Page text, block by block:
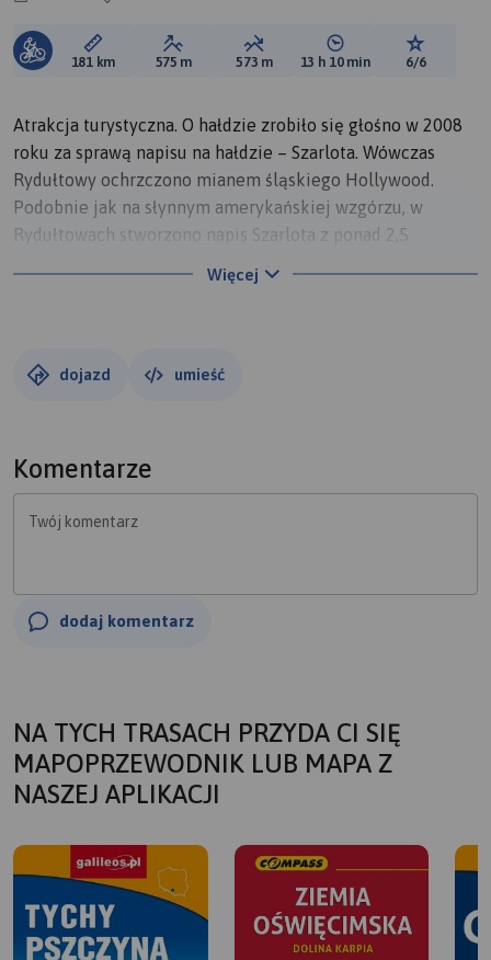
Długość trasy:
181 km Suma przewyższeń:
575 m Suma spadków:
573 m Średni czas potrzebny
13 h 10 min Ocena
6/6
Atrakcja turystyczna. O hałdzie zrobiło się głośno w 2008
roku za sprawą napisu na hałdzie – Szarlota. Wówczas
Rydułtowy ochrzczono mianem śląskiego Hollywood.
Podobnie jak na słynnym amerykańskiej wzgórzu, w
Rydułtowach stworzono napis Szarlota z ponad 2,5
już w XIII w., stanowi obecnie znany ośrodek wydobycia
współcześnie - nazwana pieszczotliwie „Szarlotą” -
Więcej
dojazd umieść
Komentarze
Twój komentarz
dodaj komentarz
NA TYCH TRASACH PRZYDA CI SIĘ
MAPOPRZEWODNIK LUB MAPA Z
NASZEJ APLIKACJI